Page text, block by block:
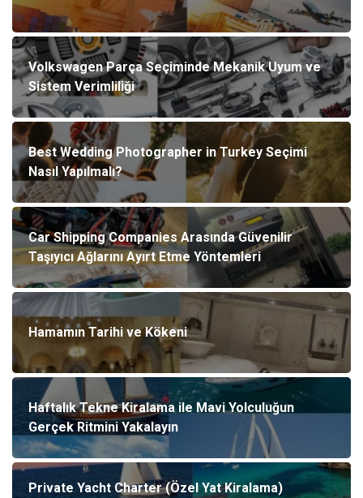
Volkswagen Parça Seçiminde Mekanik Uyum ve
Sistem Verimliliği
Best Wedding Photographer in Turkey Seçimi
Nasıl Yapılmalı?
Car Shipping Companies Arasında Güvenilir
Taşıyıcı Ağlarını Ayırt Etme Yöntemleri
Hamamın Tarihi ve Kökeni
Haftalık Tekne Kiralama ile Mavi Yolculuğun
Gerçek Ritmini Yakalayın
Private Yacht Charter (Özel Yat Kiralama)